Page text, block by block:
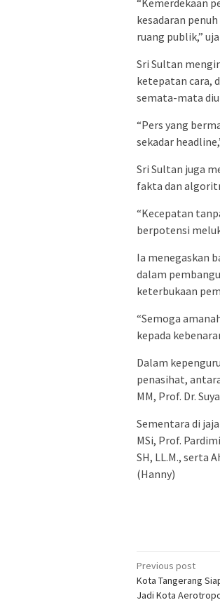
“Kemerdekaan
kesadaran
ruang publik,”
Sri Sultan
ketepatan cara,
semata-mata
“Pers yang
sekadar
Sri Sultan juga
fakta dan
“Kecepatan
berpotensi
Ia menegaskan
dalam
keterbukaan
“Semoga
kepada
Dalam
penasihat,
MM, Prof. Dr.
Sementara di
MSi, Prof.
SH, LL.M., serta
(Hanny)
Post
Previous post
Kota Tangerang
Jadi Kota